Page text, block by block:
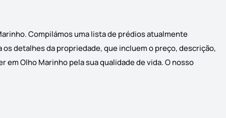
Compilámos uma lista de prédios atualmente
detalhes da propriedade, que incluem o preço, descrição,
Olho Marinho pela sua qualidade de vida. O nosso